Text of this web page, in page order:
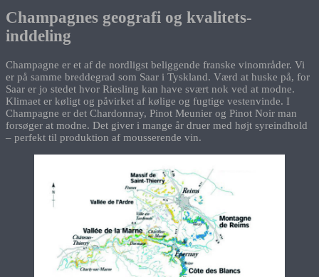
Champagnes geografi og kvalitets-
inddeling
Champagne er et af de nordligst beliggende franske vinområder. Vi
er på samme breddegrad som Saar i Tyskland. Værd at huske på, for
Saar er jo stedet hvor Riesling kan have svært nok ved at modne.
Klimaet er køligt og påvirket af kølige og fugtige vestenvinde. I
Champagne er det Chardonnay, Pinot Meunier og Pinot Noir man
forsøger at modne. Det giver i mange år druer med højt syreindhold
– perfekt til produktion af mousserende vin.